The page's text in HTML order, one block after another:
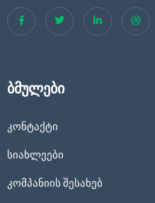
ბმულები
კონტაქტი
სიახლეები
კომპანიის შესახებ